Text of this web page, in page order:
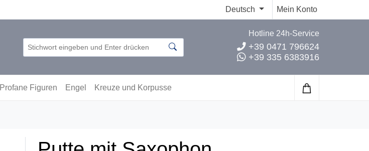
Deutsch Mein Konto
Hotline 24h-Service
+39 0471 796624
+39 335 6383916
Profane Figuren Engel Kreuze und Korpusse